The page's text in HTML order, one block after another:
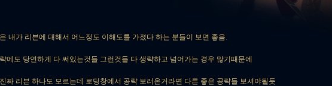
내가 리븐에 대해서 어느정도 이해도를 가졌다 하는 분들이 보면 좋음.
에도 당연하게 다 써있는것들 그런것들 다 생략하고 넘어가는 경우 많기때문에
짜 리븐 하나도 모르는데 로딩창에서 공략 보러온거라면 다른 좋은 공략들 보셔야될듯